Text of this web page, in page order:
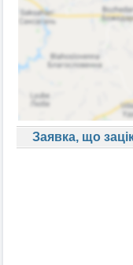
Заявка, що